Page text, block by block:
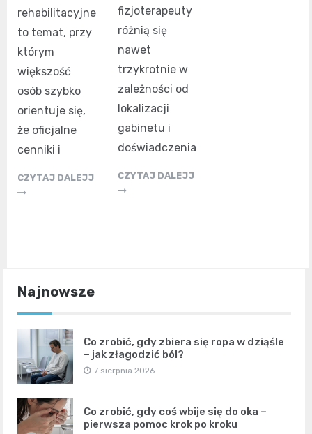
rehabilitacyjne
to temat, przy
którym
większość
osób szybko
orientuje się,
że oficjalne
cenniki i
CZYTAJ DALEJJ
fizjoterapeuty
różnią się
nawet
trzykrotnie w
zależności od
lokalizacji
gabinetu i
doświadczenia
CZYTAJ DALEJJ
Najnowsze
Co zrobić, gdy zbiera się ropa w dziąśle
– jak złagodzić ból?
7 sierpnia 2026
Co zrobić, gdy coś wbije się do oka –
pierwsza pomoc krok po kroku